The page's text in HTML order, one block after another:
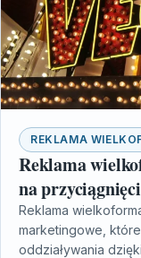
REKLAMA
Reklama
na
Reklama
marketingowe,
oddziaływania